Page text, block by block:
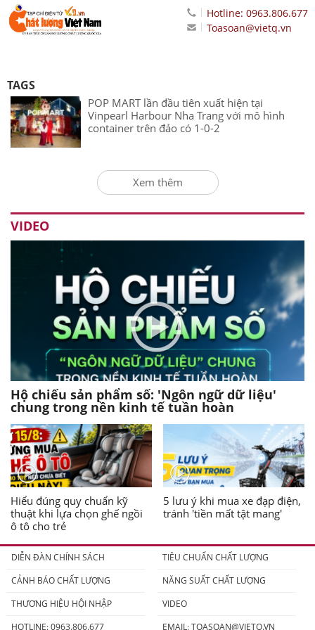
Hotline: 0963.806.677
Toasoan@vietq.vn
TAGS
POP MART lần đầu tiên xuất hiện tại
Vinpearl Harbour Nha Trang với mô hình
container trên đảo có 1-0-2
Xem thêm
VIDEO
Hộ chiếu sản phẩm số: 'Ngôn ngữ dữ liệu'
chung trong nền kinh tế tuần hoàn
Hiểu đúng quy chuẩn kỹ
thuật khi lựa chọn ghế ngồi
ô tô cho trẻ
5 lưu ý khi mua xe đạp điện,
tránh 'tiền mất tật mang'
DIỄN ĐÀN CHÍNH SÁCH
TIÊU CHUẨN CHẤT LƯỢNG
CẢNH BÁO CHẤT LƯỢNG
NĂNG SUẤT CHẤT LƯỢNG
THƯƠNG HIỆU HỘI NHẬP
VIDEO
HOTLINE: 0963.806.677
EMAIL:TOASOAN@VIETQ.VN